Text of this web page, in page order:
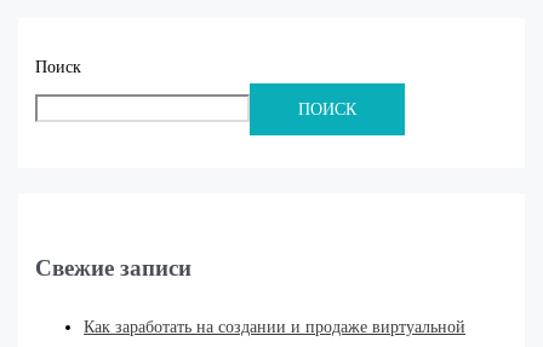
Поиск
ПОИСК
Свежие записи
Как заработать на создании и продаже виртуальной